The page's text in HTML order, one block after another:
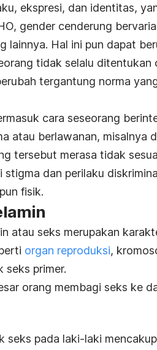
ekspresi, dan identitas,
gender cenderung
lainnya. Hal ini pun dapat
tidak selalu
tergantung norma
cara seseorang
atau berlawanan, misalnya
tersebut merasa tidak
stigma dan perilaku
fisik.
atau seks merupakan
organ reproduksi,
seks primer.
orang membagi seks ke
seks pada laki-laki